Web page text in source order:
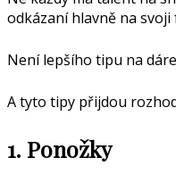
odkázaní hlavně na
Není lepšího tipu na
A tyto tipy přijdou
1. Ponožky